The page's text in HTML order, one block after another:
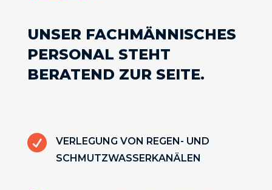
UNSER FACHMÄNNISCHES
PERSONAL STEHT
BERATEND ZUR SEITE.

VERLEGUNG VON REGEN- UND
SCHMUTZWASSERKANÄLEN